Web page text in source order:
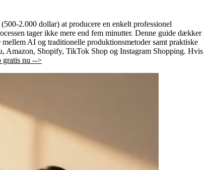
2.000 dollar) at producere en enkelt professionel
tager ikke mere end fem minutter. Denne guide dækker
AI og traditionelle produktionsmetoder samt praktiske
Amazon, Shopify, TikTok Shop og Instagram Shopping. Hvis
gratis nu -->